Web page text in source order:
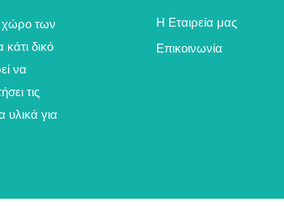
χώρο των
δικό
να
τις
υλικά για
Η Εταιρεία μας
Επικοινωνία